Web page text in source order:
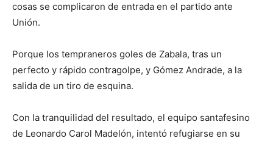
cosas se complicaron de entrada en el partido ante
Unión.
Porque los tempraneros goles de Zabala, tras un
perfecto y rápido contragolpe, y Gómez Andrade, a la
salida de un tiro de esquina.
Con la tranquilidad del resultado, el equipo santafesino
de Leonardo Carol Madelón, intentó refugiarse en su